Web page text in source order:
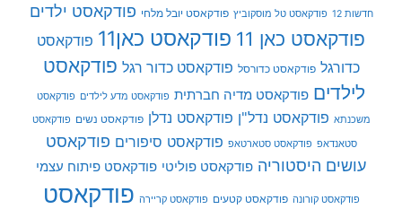
חדשות 12 פודקאסט טל מוסקוביץ פודקאסט יובל מלחי פודקאסט ילדים
פודקאסט כאן 11 פודקאסט כאן11
פודקאסט
כדורגל פודקאסט כדורסל פודקאסט כדור רגל פודקאסט
לילדים פודקאסט מדיה חברתית פודקאסט מדע לילדים פודקאסט
משכנתא פודקאסט נדל"ן פודקאסט נדלן פודקאסט נשים פודקאסט
סטאנדאפ פודקאסט סטארטאפ פודקאסט סיפורים פודקאסט
עושים היסטוריה פודקאסט פוליטי פודקאסט פיתוח עצמי
פודקאסט קורונה פודקאסט קטעים פודקאסט קריירה פודקאסט